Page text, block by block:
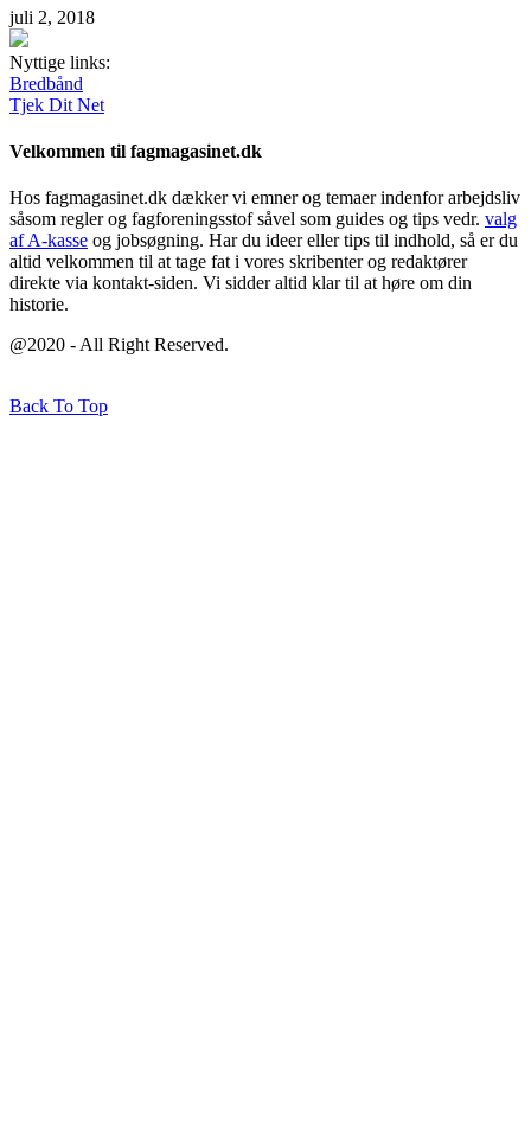
juli 2, 2018
Nyttige links:
Bredbånd
Tjek Dit Net
Velkommen til fagmagasinet.dk
Hos fagmagasinet.dk dækker vi emner og temaer indenfor arbejdsliv
såsom regler og fagforeningsstof såvel som guides og tips vedr. valg
af A-kasse og jobsøgning. Har du ideer eller tips til indhold, så er du
altid velkommen til at tage fat i vores skribenter og redaktører
direkte via kontakt-siden. Vi sidder altid klar til at høre om din
historie.
@2020 - All Right Reserved.
Back To Top